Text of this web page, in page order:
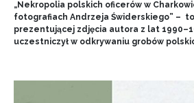
„Nekropolia polskich oficerów w
fotografiach Andrzeja Świderskiego” –
prezentującej zdjęcia autora z lat
uczestniczył w odkrywaniu grobów